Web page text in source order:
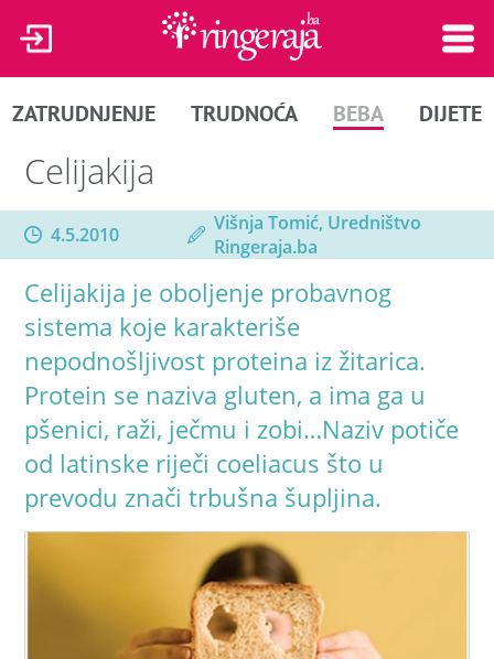
ZATRUDNJENJE TRUDNOĆA BEBA DIJETE
Celijakija
4.5.2010
Višnja Tomić, Uredništvo
Ringeraja.ba
Celijakija je oboljenje probavnog
sistema koje karakteriše
nepodnošljivost proteina iz žitarica.
Protein se naziva gluten, a ima ga u
pšenici, raži, ječmu i zobi…Naziv potiče
od latinske riječi coeliacus što u
prevodu znači trbušna šupljina.